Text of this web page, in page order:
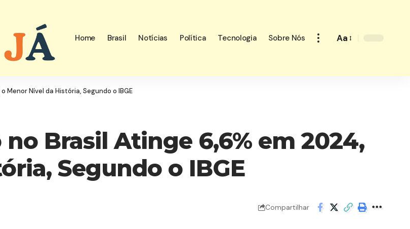
Home Brasil Notícias Política Tecnologia Sobre Nós
Font
Aa
Menor Nível da História, Segundo o IBGE
Brasil Atinge 6,6% em 2024,
Segundo o IBGE
Compartilhar